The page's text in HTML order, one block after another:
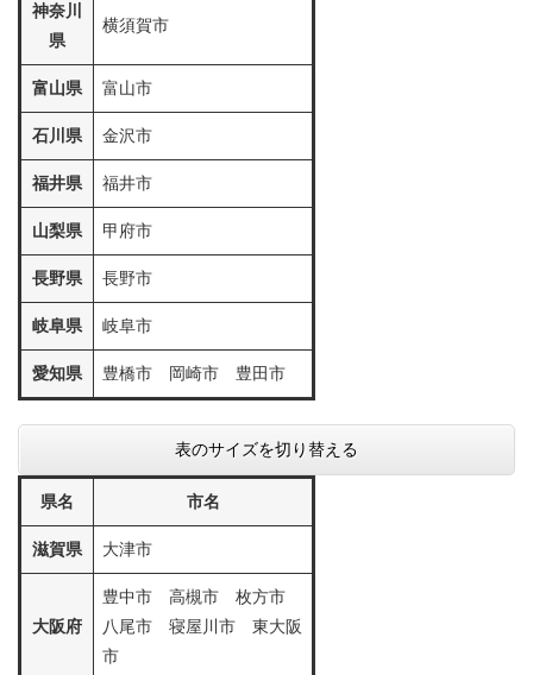
神奈川
県
横須賀市
富山県 富山市
石川県 金沢市
福井県 福井市
山梨県 甲府市
長野県 長野市
岐阜県 岐阜市
愛知県 豊橋市 岡崎市 豊田市
表のサイズを切り替える
県名 市名
滋賀県 大津市
大阪府
豊中市 高槻市 枚方市
八尾市 寝屋川市 東大阪
市